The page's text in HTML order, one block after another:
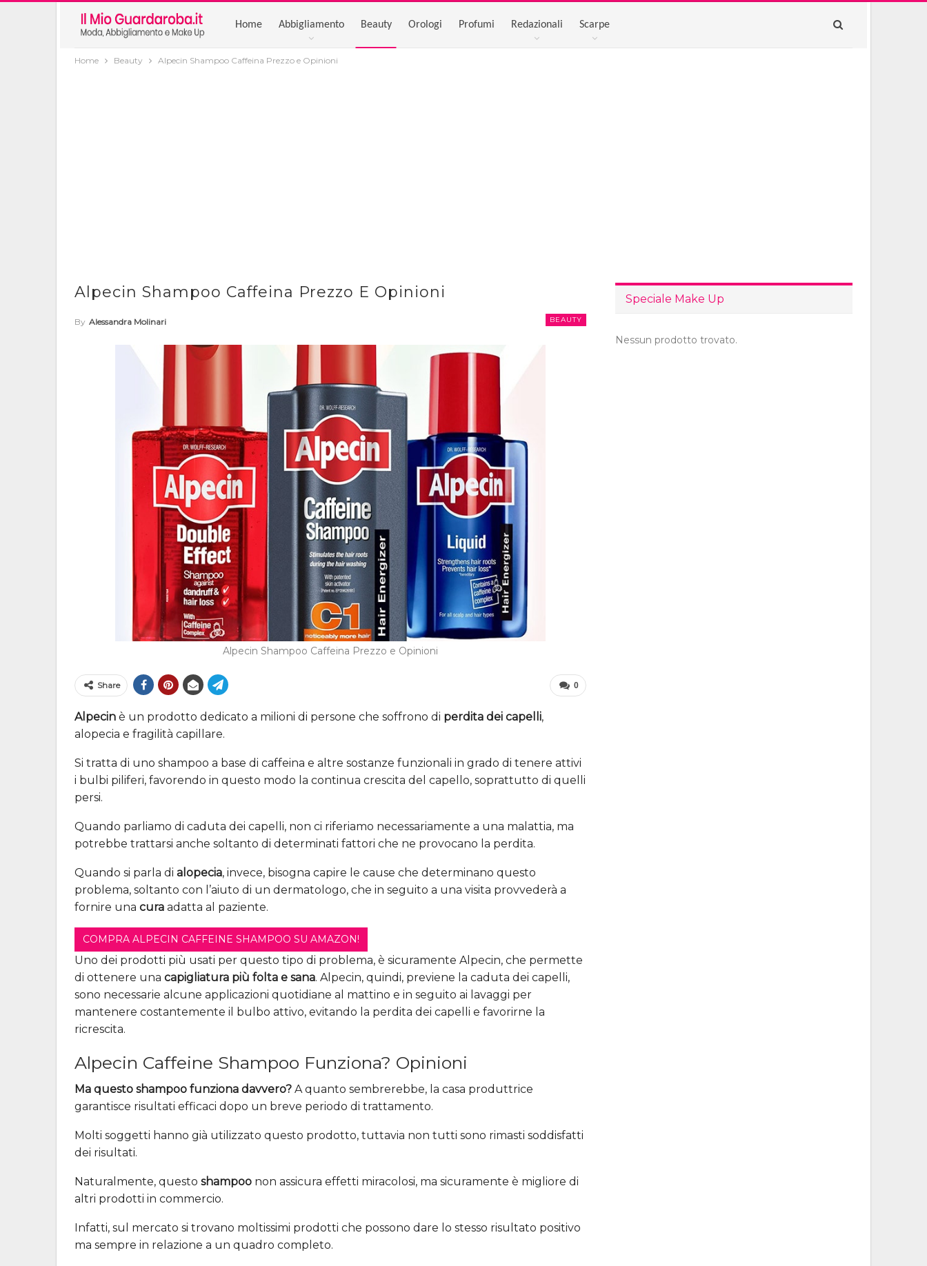
Home Abbigliamento Beauty Orologi Profumi Redazionali Scarpe
Home Beauty Alpecin Shampoo Caffeina Prezzo e Opinioni
Alpecin Shampoo Caffeina Prezzo E Opinioni
BEAUTY
By Alessandra Molinari
Alpecin Shampoo Caffeina Prezzo e Opinioni
0
Share
Alpecin è un prodotto dedicato a milioni di persone che soffrono di perdita dei capelli,
alopecia e fragilità capillare.
Si tratta di uno shampoo a base di caffeina e altre sostanze funzionali in grado di tenere attivi
i bulbi piliferi, favorendo in questo modo la continua crescita del capello, soprattutto di quelli
persi.
Quando parliamo di caduta dei capelli, non ci riferiamo necessariamente a una malattia, ma
potrebbe trattarsi anche soltanto di determinati fattori che ne provocano la perdita.
Quando si parla di alopecia, invece, bisogna capire le cause che determinano questo
problema, soltanto con l’aiuto di un dermatologo, che in seguito a una visita provvederà a
fornire una cura adatta al paziente.
COMPRA ALPECIN CAFFEINE SHAMPOO SU AMAZON!
Uno dei prodotti più usati per questo tipo di problema, è sicuramente Alpecin, che permette
di ottenere una capigliatura più folta e sana. Alpecin, quindi, previene la caduta dei capelli,
sono necessarie alcune applicazioni quotidiane al mattino e in seguito ai lavaggi per
mantenere costantemente il bulbo attivo, evitando la perdita dei capelli e favorirne la
ricrescita.
Alpecin Caffeine Shampoo Funziona? Opinioni
Ma questo shampoo funziona davvero? A quanto sembrerebbe, la casa produttrice
garantisce risultati efficaci dopo un breve periodo di trattamento.
Molti soggetti hanno già utilizzato questo prodotto, tuttavia non tutti sono rimasti soddisfatti
dei risultati.
Naturalmente, questo shampoo non assicura effetti miracolosi, ma sicuramente è migliore di
altri prodotti in commercio.
Infatti, sul mercato si trovano moltissimi prodotti che possono dare lo stesso risultato positivo
ma sempre in relazione a un quadro completo.
Speciale Make Up
Nessun prodotto trovato.